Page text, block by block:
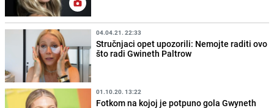
04.04.21. 22:33
Stručnjaci opet upozorili: Nemojte raditi ovo
što radi Gwineth Paltrow
01.10.20. 13:22
Fotkom na kojoj je potpuno gola Gwyneth